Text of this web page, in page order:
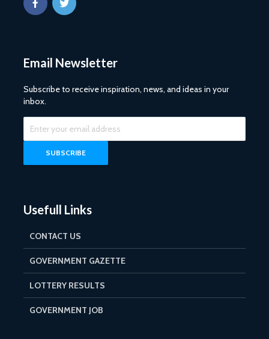
Email Newsletter
Subscribe to receive inspiration, news, and ideas in your
inbox.
Usefull Links
CONTACT US
GOVERNMENT GAZETTE
LOTTERY RESULTS
GOVERNMENT JOB